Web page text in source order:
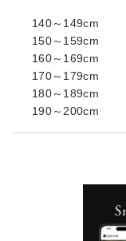
140～149cm
150～159cm
160～169cm
170～179cm
180～189cm
190～200cm